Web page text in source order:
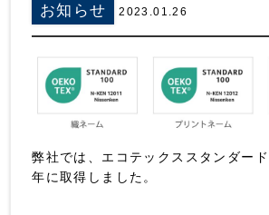
お知らせ 2023.01.26
弊社では、エコテックススタンダー
年に取得しました。